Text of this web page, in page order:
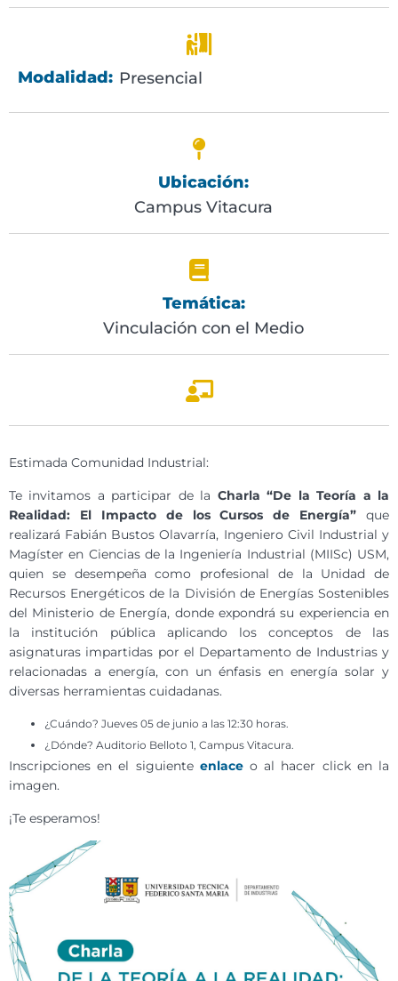
Estimada Comunidad Industrial:
Te invitamos a participar de la Charla “De la Teoría a la
Realidad: El Impacto de los Cursos de Energía” que
realizará Fabián Bustos Olavarría, Ingeniero Civil Industrial y
Magíster en Ciencias de la Ingeniería Industrial (MIISc) USM,
quien se desempeña como profesional de la Unidad de
Recursos Energéticos de la División de Energías Sostenibles
del Ministerio de Energía, donde expondrá su experiencia en
la institución pública aplicando los conceptos de las
asignaturas impartidas por el Departamento de Industrias y
relacionadas a energía, con un énfasis en energía solar y
diversas herramientas cuidadanas.
¿Cuándo? Jueves 05 de junio a las 12:30 horas.
¿Dónde? Auditorio Belloto 1, Campus Vitacura.
Inscripciones en el siguiente enlaceo al hacer click en la
imagen.
¡Te esperamos!
Modalidad: Presencial
Ubicación:
Campus Vitacura
Temática:
Vinculación con el Medio